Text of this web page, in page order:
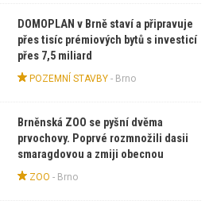
DOMOPLAN v Brně staví a připravuje
přes tisíc prémiových bytů s investicí
přes 7,5 miliard
POZEMNÍ STAVBY- Brno
Brněnská ZOO se pyšní dvěma
prvochovy. Poprvé rozmnožili dasii
smaragdovou a zmiji obecnou
ZOO - Brno